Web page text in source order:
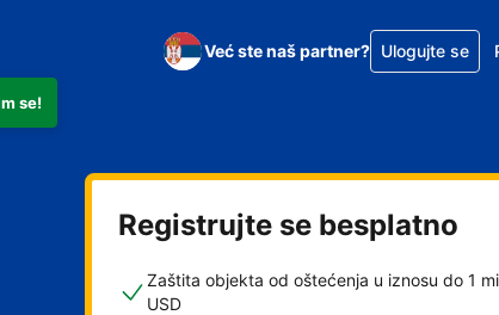
se!
Već ste naš partner? Ulogujte se
Registrujte se besplatno
Zaštita objekta od oštećenja u iznosu do 1
USD